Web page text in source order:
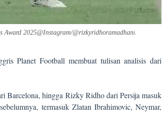
Award 2025@Instagram/@rizkyridhoramadhani.
Planet Football membuat tulisan analisis dari
Barcelona, hingga Rizky Ridho dari Persija masuk
termasuk Zlatan Ibrahimovic, Neymar,